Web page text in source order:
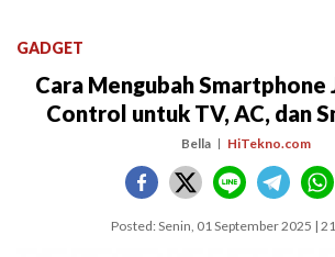
GADGET
Cara Mengubah Smartphone
Control untuk TV, AC, dan
Bella HiTekno.com
Posted: Senin, 01 September 2025 |